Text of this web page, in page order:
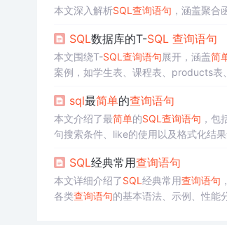
本文深入解析SQL 查询语句 ，涵盖聚合
SQL数据库的T-SQL 查询语句
本文围绕T-SQL 查询语句展开，涵盖简
案例，如学生表、课程表、products
sql最简单的查询语句
本文介绍了最简单的SQL 查询语句 ，
句搜索条件、like的使用以及格式化结
SQL经典常用查询语句
本文详细介绍了SQL 经典常用查询语句
各类查询语句的基本语法、示例、性能